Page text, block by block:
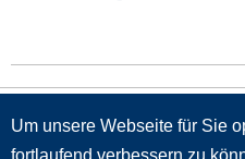
GRÜNDUNGSMITGLIEDER
Um unsere Webseite für Sie
fortlaufend verbessern zu